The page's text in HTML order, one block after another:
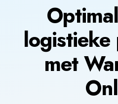
logistieke
met